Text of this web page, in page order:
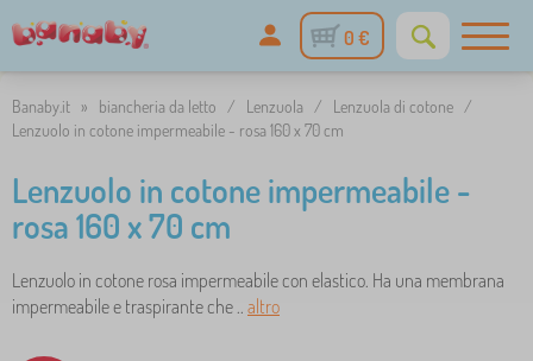
0 €
Banaby.it » biancheria da letto / Lenzuola / Lenzuola di cotone /
Lenzuolo in cotone impermeabile - rosa 160 x 70 cm
Lenzuolo in cotone impermeabile -
rosa 160 x 70 cm
Lenzuolo in cotone rosa impermeabile con elastico. Ha una membrana
impermeabile e traspirante che .. altro